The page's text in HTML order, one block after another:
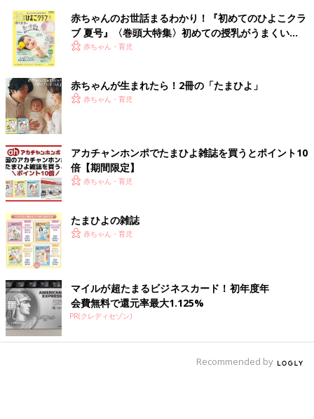
赤ちゃんのお世話まるわかり！『初めてのひよこクラ
ブ 夏号』〈巻頭大特集〉初めての授乳がうまくい
く！ おっぱい・ミルクの基本と夏のトラブル 解決テ
赤ちゃん・育児
赤ちゃんが生まれたら！2冊の「たまひよ」
赤ちゃん・育児
アカチャンホンポでたまひよ雑誌を買うとポイント10
倍【期間限定】
赤ちゃん・育児
たまひよの雑誌
赤ちゃん・育児
マイルが超たまるビジネスカード！初年度年
会費無料で還元率最大1.125%
PR(クレディセゾン)
Recommended by